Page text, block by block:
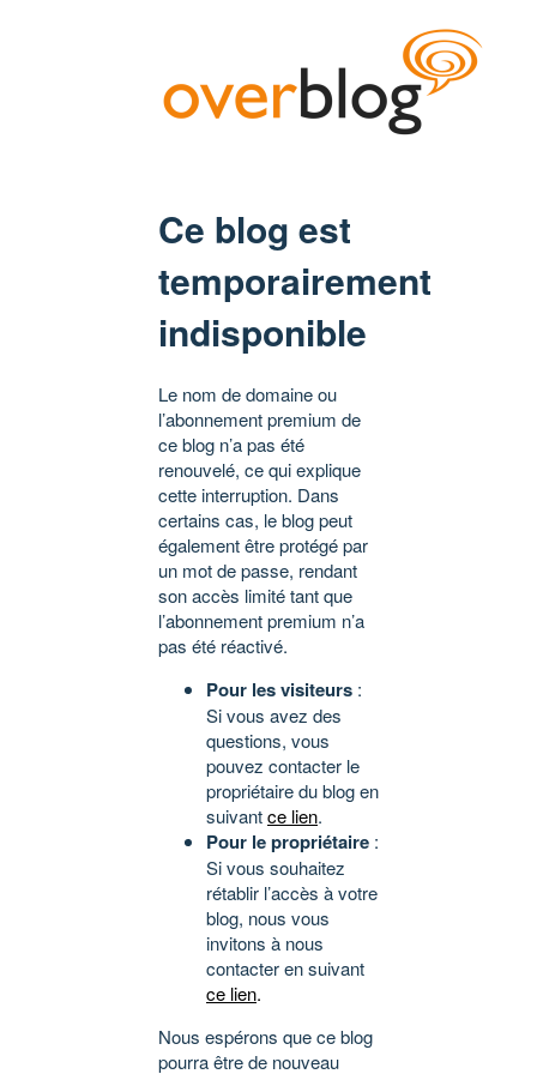
Ce blog est
temporairement
indisponible
Le nom de domaine ou
l’abonnement premium de
ce blog n’a pas été
renouvelé, ce qui explique
cette interruption. Dans
certains cas, le blog peut
également être protégé par
un mot de passe, rendant
son accès limité tant que
l’abonnement premium n’a
pas été réactivé.
Pour les visiteurs :
Si vous avez des
questions, vous
pouvez contacter le
propriétaire du blog en
suivantce lien.
Pour le propriétaire :
Si vous souhaitez
rétablir l’accès à votre
blog, nous vous
invitons à nous
contacter en suivant
ce lien.
Nous espérons que ce blog
pourra être de nouveau